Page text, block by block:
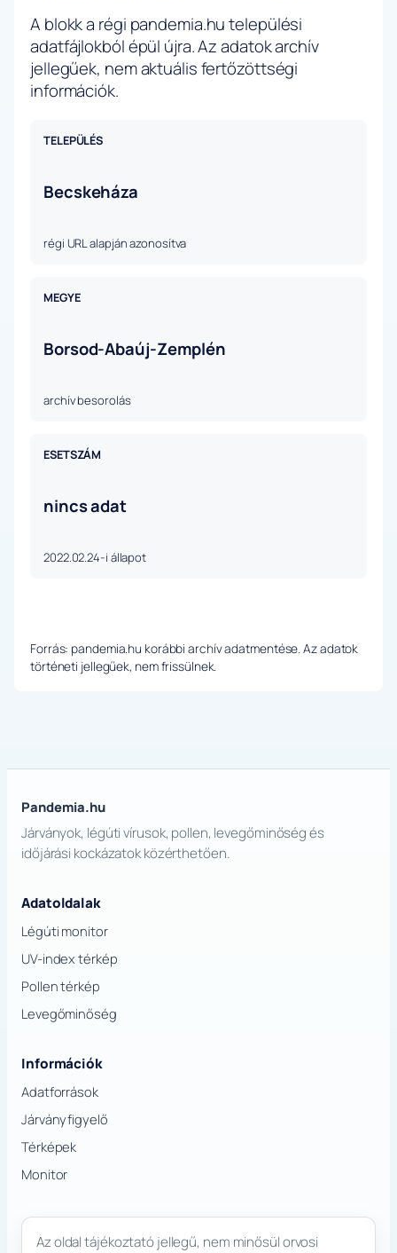
A blokk a régi pandemia.hu települési
adatfájlokból épül újra. Az adatok archív
jellegűek, nem aktuális fertőzöttségi
információk.
TELEPÜLÉS
Becskeháza
régi URL alapján azonosítva
MEGYE
Borsod-Abaúj-Zemplén
archív besorolás
ESETSZÁM
nincs adat
2022.02.24-i állapot
Forrás: pandemia.hu korábbi archív adatmentése. Az adatok
történeti jellegűek, nem frissülnek.
Pandemia.hu
Járványok, légúti vírusok, pollen, levegőminőség és
időjárási kockázatok közérthetően.
Adatoldalak
Légúti monitor
UV-index térkép
Pollen térkép
Levegőminőség
Információk
Adatforrások
Járványfigyelő
Térképek
Monitor
Az oldal tájékoztató jellegű, nem minősül orvosi